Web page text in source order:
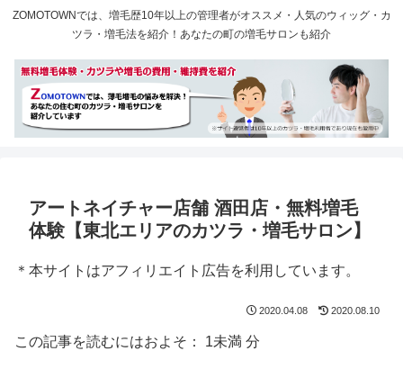
ZOMOTOWNでは、増毛歴10年以上の管理者がオススメ・人気のウィッグ・カ
ツラ・増毛法を紹介！あなたの町の増毛サロンも紹介
アートネイチャー店舗 酒田店・無料増毛
体験【東北エリアのカツラ・増毛サロン】
＊本サイトはアフィリエイト広告を利用しています。
2020.04.08 2020.08.10
この記事を読むにはおよそ： 1未満 分